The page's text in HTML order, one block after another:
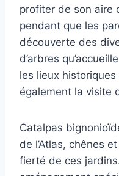
profiter de son aire
pendant que les
découverte des
d’arbres
les lieux
également la visite
Catalpas
de l’Atlas, chênes
fierté de ces